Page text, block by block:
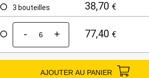
3 bouteilles 38,70 €
- + 77,40 €
AJOUTER AU PANIER